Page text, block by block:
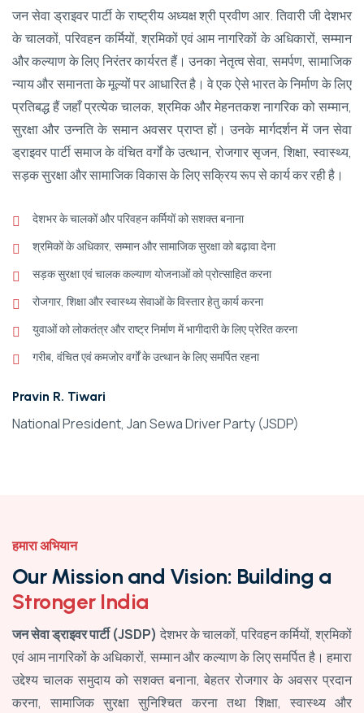
जन सेवा ड्राइवर पार्टी के राष्ट्रीय अध्यक्ष श्री प्रवीण आर. तिवारी जी देशभर
के चालकों, परिवहन कर्मियों, श्रमिकों एवं आम नागरिकों के अधिकारों, सम्मान
और कल्याण के लिए निरंतर कार्यरत हैं। उनका नेतृत्व सेवा, समर्पण, सामाजिक
न्याय और समानता के मूल्यों पर आधारित है। वे एक ऐसे भारत के निर्माण के लिए
प्रतिबद्ध हैं जहाँ प्रत्येक चालक, श्रमिक और मेहनतकश नागरिक को सम्मान,
सुरक्षा और उन्नति के समान अवसर प्राप्त हों। उनके मार्गदर्शन में जन सेवा
ड्राइवर पार्टी समाज के वंचित वर्गों के उत्थान, रोजगार सृजन, शिक्षा, स्वास्थ्य,
सड़क सुरक्षा और सामाजिक विकास के लिए सक्रिय रूप से कार्य कर रही है।
देशभर के चालकों और परिवहन कर्मियों को सशक्त बनाना
श्रमिकों के अधिकार, सम्मान और सामाजिक सुरक्षा को बढ़ावा देना
सड़क सुरक्षा एवं चालक कल्याण योजनाओं को प्रोत्साहित करना
रोजगार, शिक्षा और स्वास्थ्य सेवाओं के विस्तार हेतु कार्य करना
युवाओं को लोकतंत्र और राष्ट्र निर्माण में भागीदारी के लिए प्रेरित करना
गरीब, वंचित एवं कमजोर वर्गों के उत्थान के लिए समर्पित रहना
Pravin R. Tiwari
National President, Jan Sewa Driver Party (JSDP)
हमारा अभियान
Our Mission and Vision: Building a
Stronger India
जन सेवा ड्राइवर पार्टी (JSDP) देशभर के चालकों, परिवहन कर्मियों, श्रमिकों
एवं आम नागरिकों के अधिकारों, सम्मान और कल्याण के लिए समर्पित है। हमारा
उद्देश्य चालक समुदाय को सशक्त बनाना, बेहतर रोजगार के अवसर प्रदान
करना, सामाजिक सुरक्षा सुनिश्चित करना तथा शिक्षा, स्वास्थ्य और